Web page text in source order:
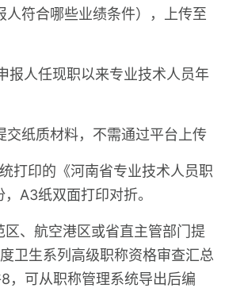
人符合哪些业绩条件），上传至
报人任现职以来专业技术人员年
交纸质材料，不需通过平台上传
打印的《河南省专业技术人员职
A3纸双面打印对折。
、航空港区或省直主管部门提
卫生系列高级职称资格审查汇总
，可从职称管理系统导出后编